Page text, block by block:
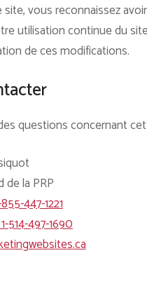
site, vous reconnaissez
utilisation continue du
de ces modifications.
questions concernant
de la PRP
447-1221
514-497-1690